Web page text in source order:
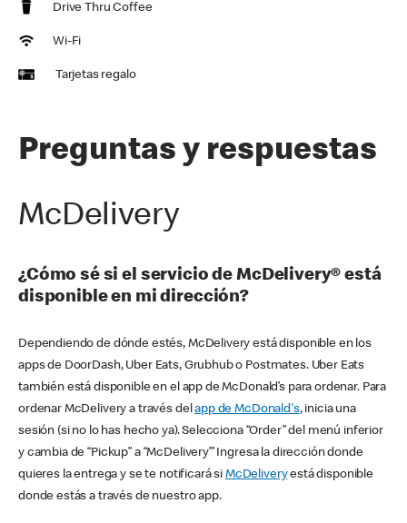
Drive Thru Coffee
Wi-Fi
Tarjetas regalo
Preguntas y respuestas
McDelivery
¿Cómo sé si el servicio de McDelivery® está
disponible en mi dirección?
Dependiendo de dónde estés, McDelivery está disponible en los
apps de DoorDash, Uber Eats, Grubhub o Postmates. Uber Eats
también está disponible en el app de McDonald’s para ordenar. Para
ordenar McDelivery a través delapp de McDonald's, inicia una
sesión (si no lo has hecho ya). Selecciona “Order” del menú inferior
y cambia de “Pickup” a “McDelivery’” Ingresa la dirección donde
quieres la entrega y se te notificará si McDeliveryestá disponible
donde estás a través de nuestro app.